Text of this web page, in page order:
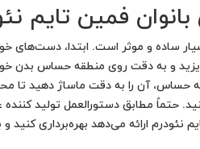
فمین تایم
ساده و موثر است. ابتدا،
و به دقت روی منطقه حساس بدن خود
حساس، آن را به دقت ماساژ
مطابق دستورالعمل تولید کننده
نئودرم ارائه می‌دهد بهره‌برداری